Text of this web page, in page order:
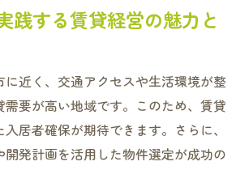
践する賃貸経営の魅力と
に近く、交通アクセスや生活環境が整
需要が高い地域です。このため、賃貸
居者確保が期待できます。さらに、
発計画を活用した物件選定が成功の